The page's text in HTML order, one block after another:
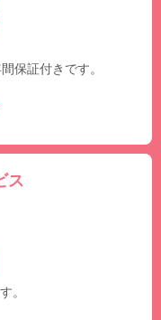
保証付きです。
ス
。